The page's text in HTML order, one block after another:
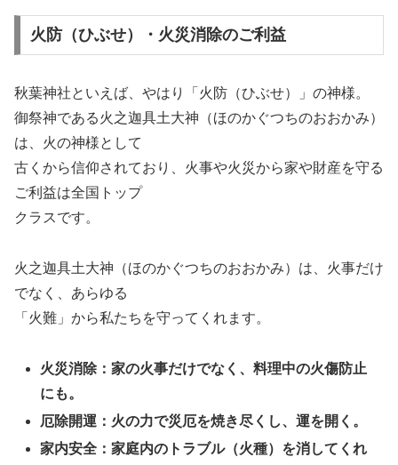
火防（ひぶせ）・火災消除のご利益
秋葉神社といえば、やはり「火防（ひぶせ）」の神様。
御祭神である火之迦具土大神（ほのかぐつちのおおかみ）
は、火の神様として
古くから信仰されており、火事や火災から家や財産を守る
ご利益は全国トップ
クラスです。
火之迦具土大神（ほのかぐつちのおおかみ）は、火事だけ
でなく、あらゆる
「火難」から私たちを守ってくれます。
火災消除：家の火事だけでなく、料理中の火傷防止
にも。
厄除開運：火の力で災厄を焼き尽くし、運を開く。
家内安全：家庭内のトラブル（火種）を消してくれ